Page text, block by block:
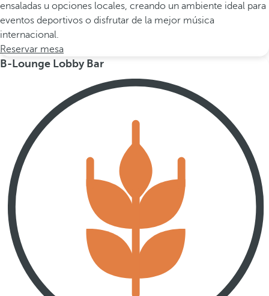
ensaladas u opciones locales, creando un ambiente ideal para
eventos deportivos o disfrutar de la mejor música
internacional.
Reservar mesa
B-Lounge Lobby Bar